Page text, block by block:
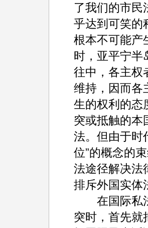
了我们的市民
乎达到可笑的
根本不可能
时，亚平宁半
往中，各主权
维持，因而各
生的权利的态
突或抵触的本
法。但由于时
位”的概念的
法途径解决法
排斥外国实体
在国际私法
突时，首先就